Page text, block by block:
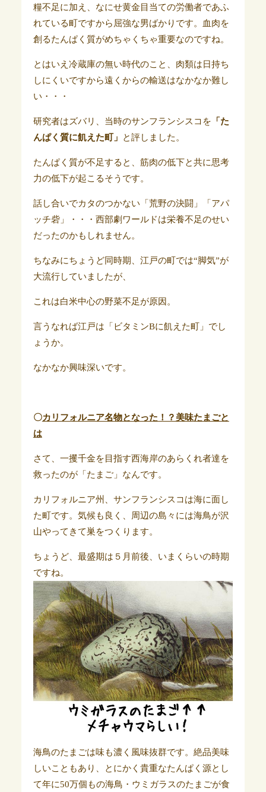
糧不足に加え、なにせ黄金目当ての労働者であふ
れている町ですから屈強な男ばかりです。血肉を
創るたんぱく質がめちゃくちゃ重要なのですね。
とはいえ冷蔵庫の無い時代のこと、肉類は日持ち
しにくいですから遠くからの輸送はなかなか難し
い・・・
研究者はズバリ、当時のサンフランシスコを 「た
んぱく質に飢えた町」
と評しました。
たんぱく質が不足すると、筋肉の低下と共に思考
力の低下が起こるそうです。
話し合いでカタのつかない「荒野の決闘」「アパ
ッチ砦」・・・西部劇ワールドは栄養不足のせい
だったのかもしれません。
ちなみにちょうど同時期、江戸の町では“脚気”が
大流行していましたが、
これは白米中心の野菜不足が原因。
言うなれば江戸は「ビタミンBに飢えた町」でし
ょうか。
なかなか興味深いです。
〇カリフォルニア名物となった！？美味たまごと
は
さて、一攫千金を目指す西海岸のあらくれ者達を
救ったのが「たまご」なんです。
カリフォルニア州、サンフランシスコは海に面し
た町です。気候も良く、周辺の島々には海鳥が沢
山やってきて巣をつくります。
ちょうど、最盛期は５月前後、いまくらいの時期
ですね。
海鳥のたまごは味も濃く風味抜群です。絶品美味
しいこともあり、とにかく貴重なたんぱく源とし
て年に50万個もの海鳥・ウミガラスのたまごが食